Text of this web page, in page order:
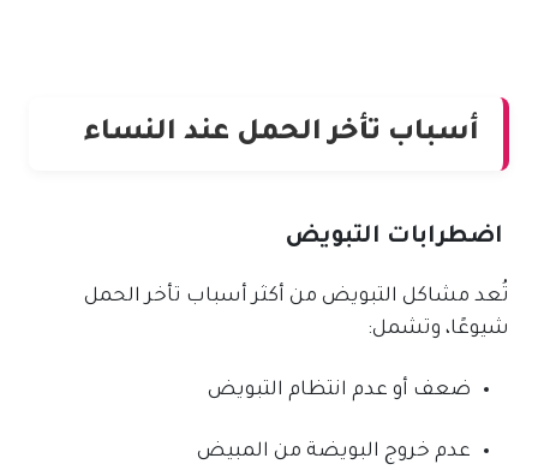
أسباب تأخر الحمل عند النساء
اضطرابات التبويض
تُعد مشاكل التبويض من أكثر أسباب تأخر الحمل
شيوعًا، وتشمل:
ضعف أو عدم انتظام التبويض
عدم خروج البويضة من المبيض